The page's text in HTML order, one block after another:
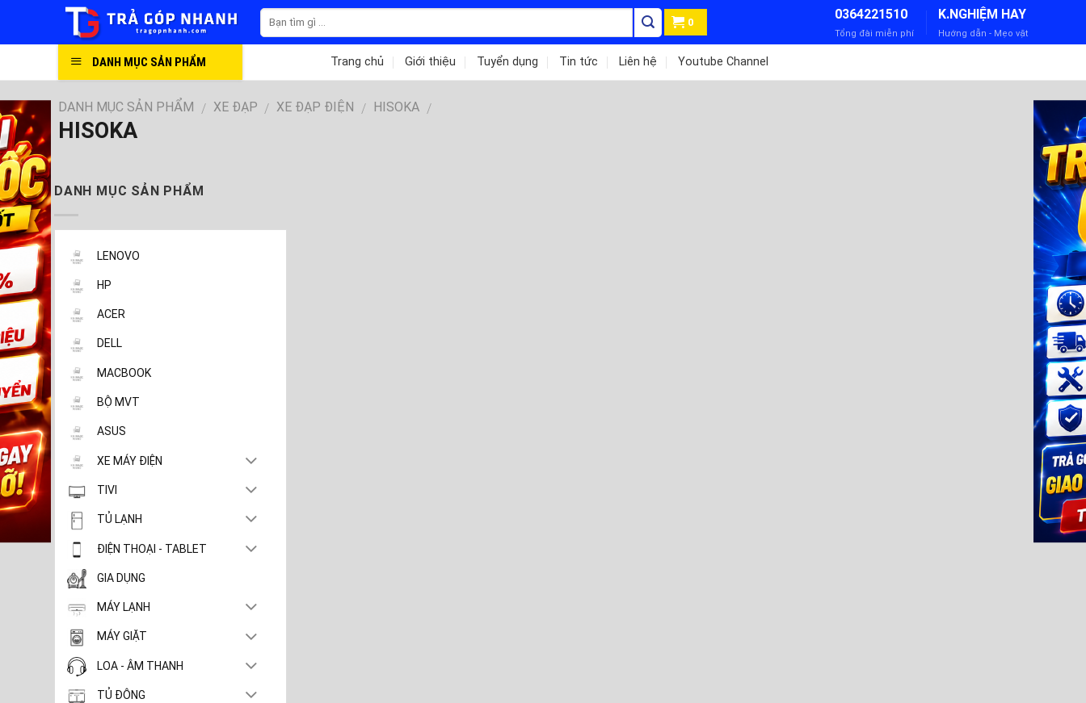
0
0364221510
Tổng đài miễn phí
K.NGHIỆM HAY
Hướng dẫn - Mẹo vặt
DANH MỤC SẢN PHẨM Trang chủ Giới thiệu Tuyển dụng Tin tức Liên hệ Youtube Channel
DANH MỤC SẢN PHẨM / XE ĐẠP / XE ĐẠP ĐIỆN / HISOKA /
HISOKA
DANH MỤC SẢN PHẨM
LENOVO
HP
ACER
DELL
MACBOOK
BỘ MVT
ASUS
XE MÁY ĐIỆN
TIVI
TỦ LẠNH
ĐIỆN THOẠI - TABLET
GIA DỤNG
MÁY LẠNH
MÁY GIẶT
LOA - ÂM THANH
TỦ ĐÔNG